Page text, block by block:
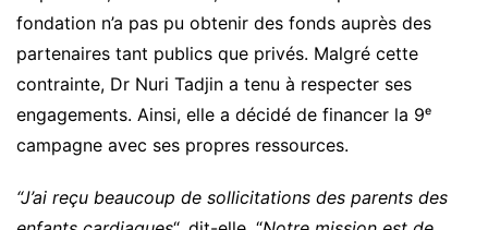
fondation n’a pas pu obtenir des fonds auprès des
partenaires tant publics que privés. Malgré cette
contrainte, Dr Nuri Tadjin a tenu à respecter ses
engagements. Ainsi, elle a décidé de financer la 9ᵉ
campagne avec ses propres ressources.
“J’ai reçu beaucoup de sollicitations des parents des